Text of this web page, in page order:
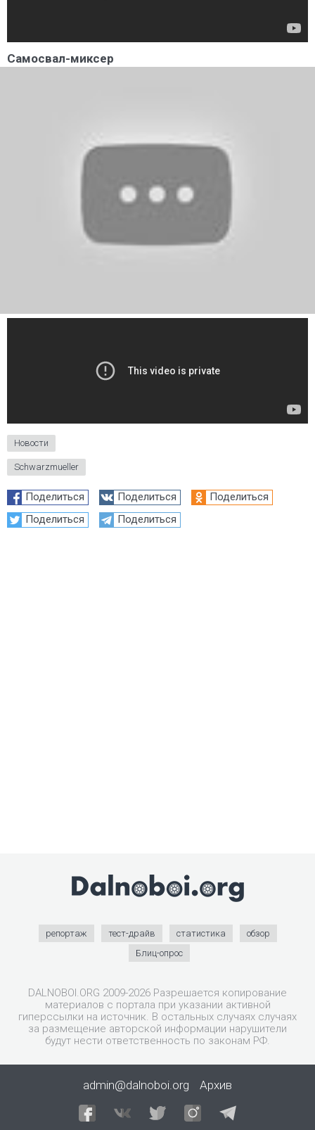
Самосвал-миксер
Новости
Schwarzmueller
Поделиться Поделиться
Поделиться
Поделиться
Поделиться
репортаж тест-драйв статистика
обзор
Блиц-опрос
DALNOBOI.ORG 2009-2026 Разрешается копирование
материалов с портала при указании активной
гиперссылки на источник. В остальных случаях случаях
за размещение авторской информации нарушители
будут нести ответственность по законам РФ.
admin@dalnoboi.org Архив